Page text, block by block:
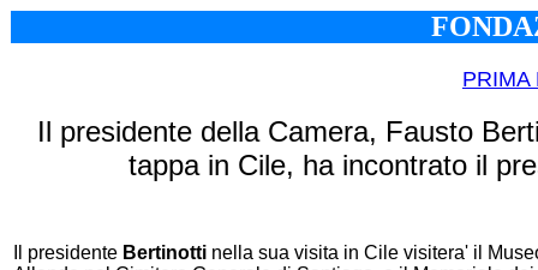
PRIMA
Il presidente della Camera, Fausto
tappa in Cile, ha incontrato il
Il presidente Bertinotti nella sua visita in Cile visitera' il